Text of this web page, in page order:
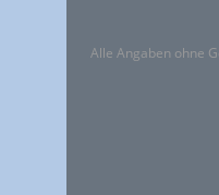
Alle Angaben ohne